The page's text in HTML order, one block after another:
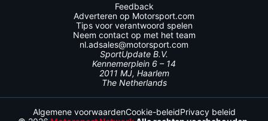
Feedback
Adverteren op Motorsport.com
Tips voor verantwoord spelen
Neem contact op met het team
nl.adsales@motorsport.com
SportUpdate B.V.
Kennemerplein 6 – 14
2011 MJ, Haarlem
The Netherlands
Algemene voorwaardenCookie-beleidPrivacy beleid